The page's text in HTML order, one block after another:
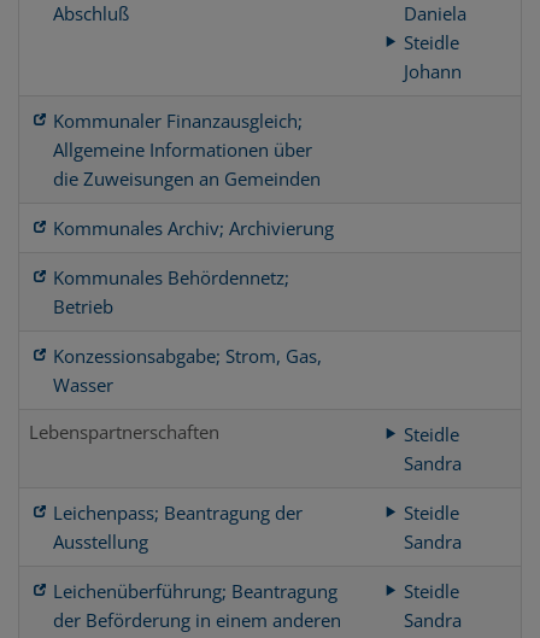
Abschluß
Daniela
Steidle
Johann
Kommunaler Finanzausgleich;
Allgemeine Informationen über
die Zuweisungen an Gemeinden
Kommunales Archiv; Archivierung
Kommunales Behördennetz;
Betrieb
Konzessionsabgabe; Strom, Gas,
Wasser
Lebenspartnerschaften
Steidle
Sandra
Leichenpass; Beantragung der
Ausstellung
Steidle
Sandra
Leichenüberführung; Beantragung
der Beförderung in einem anderen
Steidle
Sandra